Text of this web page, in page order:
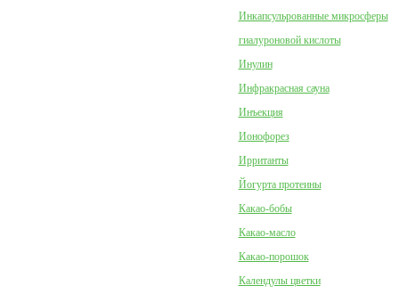
Инкапсульрованные микросферы
гиалуроновой кислоты
Инулин
Инфракрасная сауна
Инъекция
Ионофорез
Ирританты
Йогурта протеины
Какао-бобы
Какао-масло
Какао-порошок
Календулы цветки